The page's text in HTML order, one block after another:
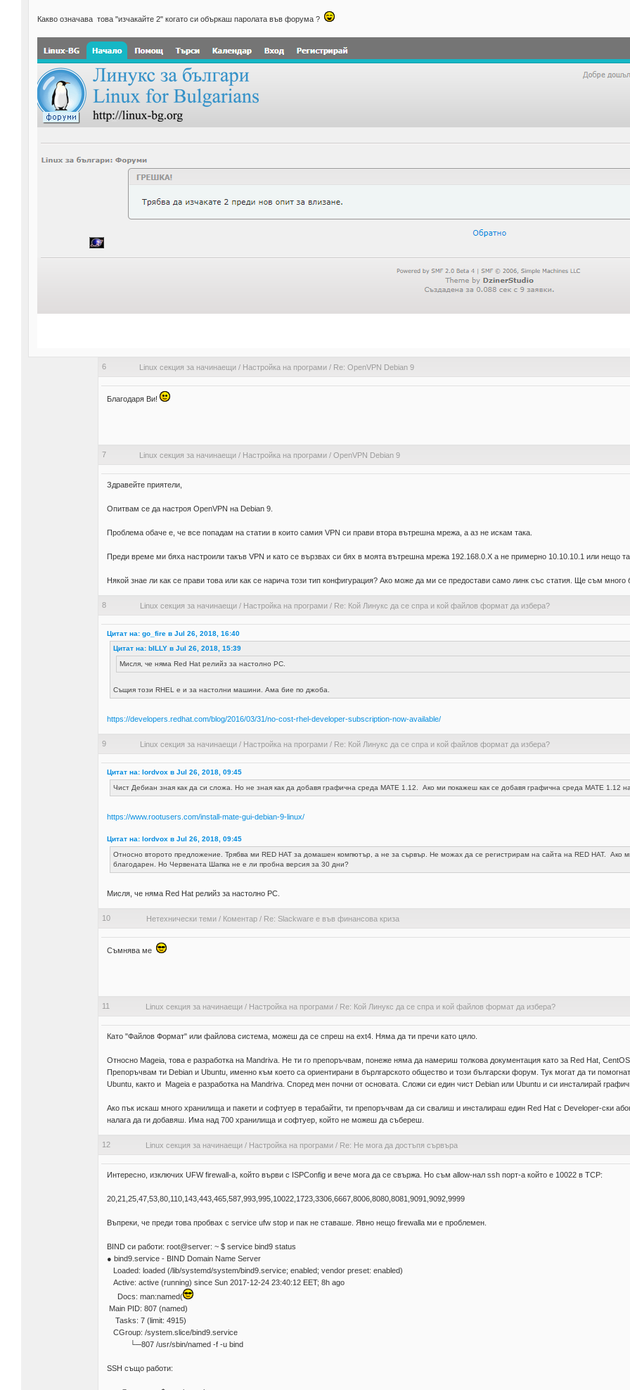
Какво означава това "изчакайте 2" когато си объркаш паролата във форума ?
6 Linux секция за начинаещи/ Настройка на програми/ Re: OpenVPN Debian 9
Благодаря Ви!
7 Linux секция за начинаещи/ Настройка на програми/ OpenVPN Debian 9
Здравейте приятели,
Опитвам се да настроя OpenVPN на Debian 9.
Проблема обаче е, че все попадам на статии в които самия VPN си прави втора вътрешна мрежа, а аз не искам така.
Преди време ми бяха настроили такъв VPN и като се вързвах си бях в моята вътрешна мрежа 192.168.0.X а не примерно 10.10.10.1 или нещо
Някой знае ли как се прави това или как се нарича този тип конфигурация? Ако може да ми се предостави само линк със статия. Ще съм много
8 Linux секция за начинаещи/ Настройка на програми/ Re: Кой Линукс да се спра и кой файлов формат да избера?
Цитат на: go_fire в Jul 26, 2018, 16:40
Цитат на: bILLY в Jul 26, 2018, 15:39
Мисля, че няма Red Hat релийз за настолно PC.
Същия този RHEL е и за настолни машини. Ама бие по джоба.
https://developers.redhat.com/blog/2016/03/31/no-cost-rhel-developer-subscription-now-available/
9 Linux секция за начинаещи/ Настройка на програми/ Re: Кой Линукс да се спра и кой файлов формат да избера?
Цитат на: lordvox в Jul 26, 2018, 09:45
Чист Дебиан зная как да си сложа. Но не зная как да добавя графична среда МАТЕ 1.12. Ако ми покажеш как се добавя графична среда МАТЕ 1.12
https://www.rootusers.com/install-mate-gui-debian-9-linux/
Цитат на: lordvox в Jul 26, 2018, 09:45
Относно второто предложение. Трябва ми RED HAT за домашен компютър, а не за сървър. Не можах да се регистрирам на сайта на RED HAT. Ако
благодарен. Но Червената Шапка не е ли пробна версия за 30 дни?
Мисля, че няма Red Hat релийз за настолно PC.
10 Нетехнически теми/ Коментар/ Re: Slackware е във финансова криза
Съмнява ме
11 Linux секция за начинаещи/ Настройка на програми/ Re: Кой Линукс да се спра и кой файлов формат да избера?
Като "Файлов Формат" или файлова система, можеш да се спреш на ext4. Няма да ти пречи като цяло.
Относно Mageia, това е разработка на Mandriva. Нe ти го препоръчвам, понеже няма да намериш толкова документация като за Red Hat,
Препоръчвам ти Debian и Ubuntu, именно към което са ориентирани в бърлгарското общество и този български форум. Тук могат да ти
Ubuntu, както и Mageia е разработка на Mandriva. Според мен почни от основата. Сложи си един чист Debian или Ubuntu и си инсталирай
Ако пък искаш много хранилища и пакети и софтуер в терабайти, ти препоръчвам да си свалиш и инсталираш един Red Hat с Developer-ски
налага да ги добавяш. Има над 700 хранилища и софтуер, който не можеш да събереш.
12 Linux секция за начинаещи/ Настройка на програми/ Re: Не мога да достъпя сървъра
Интересно, изключих UFW firewall-a, който върви с ISPConfig и вече мога да се свържа. Но съм allow-нал ssh порт-а който е 10022 в TCP:
20,21,25,47,53,80,110,143,443,465,587,993,995,10022,1723,3306,6667,8006,8080,8081,9091,9092,9999
Въпреки, че преди това пробвах с service ufw stop и пак не ставаше. Явно нещо firewalla ми е проблемен.
BIND си работи: root@server: ~ $ service bind9 status
● bind9.service - BIND Domain Name Server
Loaded: loaded (/lib/systemd/system/bind9.service; enabled; vendor preset: enabled)
Active: active (running) since Sun 2017-12-24 23:40:12 EET; 8h ago
Docs: man:named(
Main PID: 807 (named)
Tasks: 7 (limit: 4915)
CGroup: /system.slice/bind9.service
└─807 /usr/sbin/named -f -u bind
SSH също работи: